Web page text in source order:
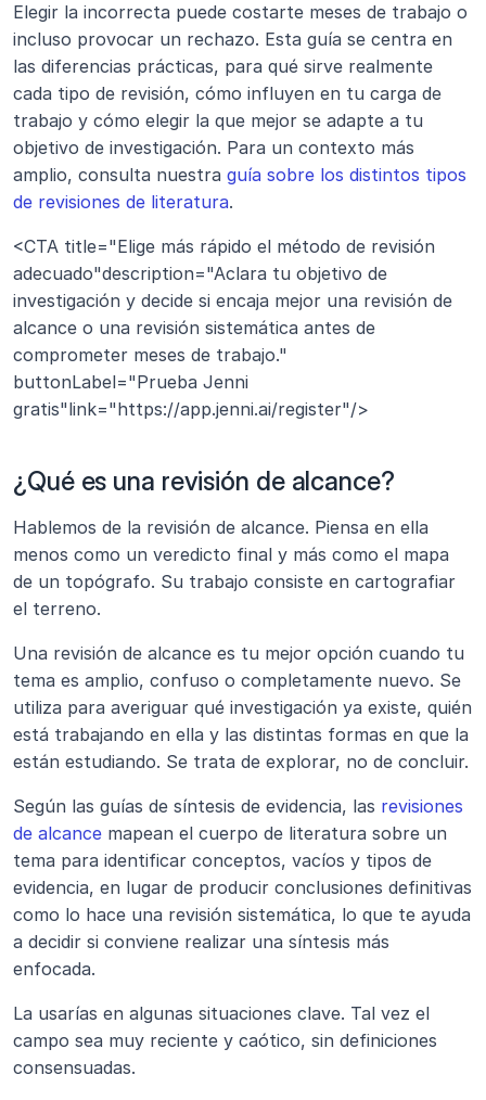
Elegir la incorrecta puede costarte meses de trabajo o
incluso provocar un rechazo. Esta guía se centra en
las diferencias prácticas, para qué sirve realmente
cada tipo de revisión, cómo influyen en tu carga de
trabajo y cómo elegir la que mejor se adapte a tu
objetivo de investigación. Para un contexto más
amplio, consulta nuestra guía sobre los distintos tipos
de revisiones de literatura.
<CTA title="Elige más rápido el método de revisión
adecuado"description="Aclara tu objetivo de
investigación y decide si encaja mejor una revisión de
alcance o una revisión sistemática antes de
comprometer meses de trabajo."
buttonLabel="Prueba Jenni
gratis"link="https://app.jenni.ai/register"/>
¿Qué es una revisión de alcance?
Hablemos de la revisión de alcance. Piensa en ella
menos como un veredicto final y más como el mapa
de un topógrafo. Su trabajo consiste en cartografiar
el terreno.
Una revisión de alcance es tu mejor opción cuando tu
tema es amplio, confuso o completamente nuevo. Se
utiliza para averiguar qué investigación ya existe, quién
está trabajando en ella y las distintas formas en que la
están estudiando. Se trata de explorar, no de concluir.
Según las guías de síntesis de evidencia, las revisiones
de alcance mapean el cuerpo de literatura sobre un
tema para identificar conceptos, vacíos y tipos de
evidencia, en lugar de producir conclusiones definitivas
como lo hace una revisión sistemática, lo que te ayuda
a decidir si conviene realizar una síntesis más
enfocada.
La usarías en algunas situaciones clave. Tal vez el
campo sea muy reciente y caótico, sin definiciones
consensuadas.